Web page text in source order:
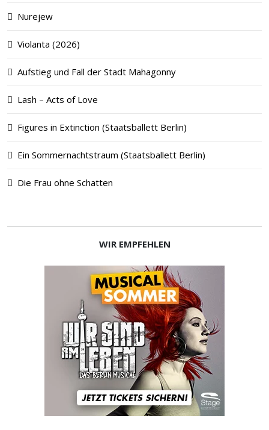
Nurejew
Violanta (2026)
Aufstieg und Fall der Stadt Mahagonny
Lash – Acts of Love
Figures in Extinction (Staatsballett Berlin)
Ein Sommernachtstraum (Staatsballett Berlin)
Die Frau ohne Schatten
WIR EMPFEHLEN